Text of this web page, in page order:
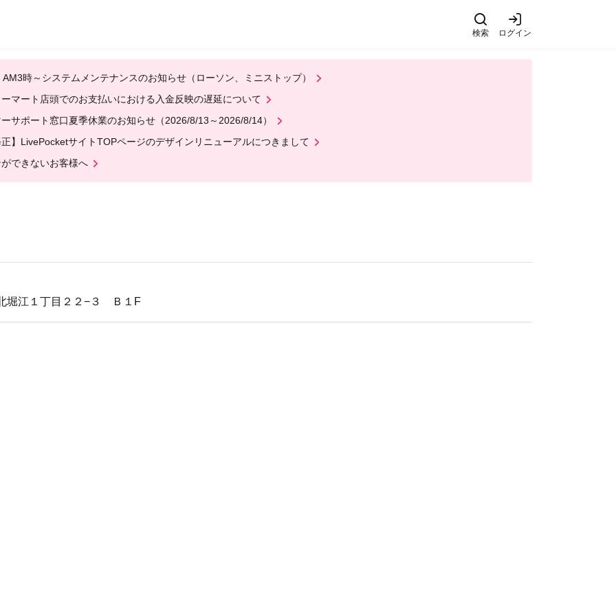
検索 ログイン
時～システムメンテナンスのお知らせ（ローソン、ミニストップ）
マート店頭でのお支払いにおける入金反映の遅延について
サポート窓口夏季休業のお知らせ（2026/8/13～2026/8/14）
】LivePocketサイトTOPページのデザインリニューアルにつきまして
できないお客様へ
堀江１丁目２２−３ Ｂ１F